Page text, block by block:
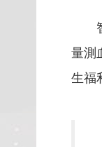
量測
生福